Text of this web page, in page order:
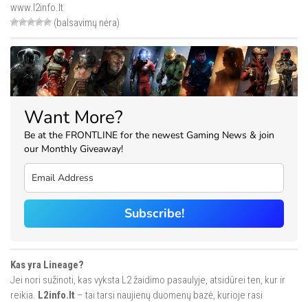
www.l2info.lt
(balsavimų nėra)
Want More?
Be at the FRONTLINE for the newest Gaming News & join
our Monthly Giveaway!
Subscribe!
Kas yra Lineage?
Jei nori sužinoti, kas vyksta L2 žaidimo pasaulyje, atsidūrei ten, kur ir
reikia. L2info.lt – tai tarsi naujienų duomenų bazė, kurioje rasi